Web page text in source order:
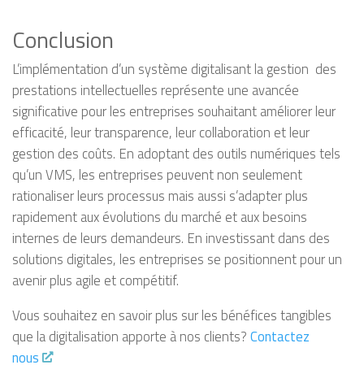
Conclusion
L’implémentation d’un système digitalisant la gestion des
prestations intellectuelles représente une avancée
significative pour les entreprises souhaitant améliorer leur
efficacité, leur transparence, leur collaboration et leur
gestion des coûts. En adoptant des outils numériques tels
qu’un VMS, les entreprises peuvent non seulement
rationaliser leurs processus mais aussi s’adapter plus
rapidement aux évolutions du marché et aux besoins
internes de leurs demandeurs. En investissant dans des
solutions digitales, les entreprises se positionnent pour un
avenir plus agile et compétitif.
Vous souhaitez en savoir plus sur les bénéfices tangibles
que la digitalisation apporte à nos clients? Contactez
nous